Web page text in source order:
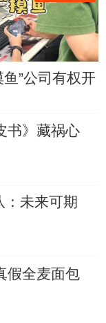
鱼”公司有权开
书》藏祸心
：未来可期
假全麦面包